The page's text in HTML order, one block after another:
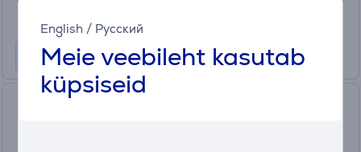
English / Русский
Meie veebileht kasutab
küpsiseid